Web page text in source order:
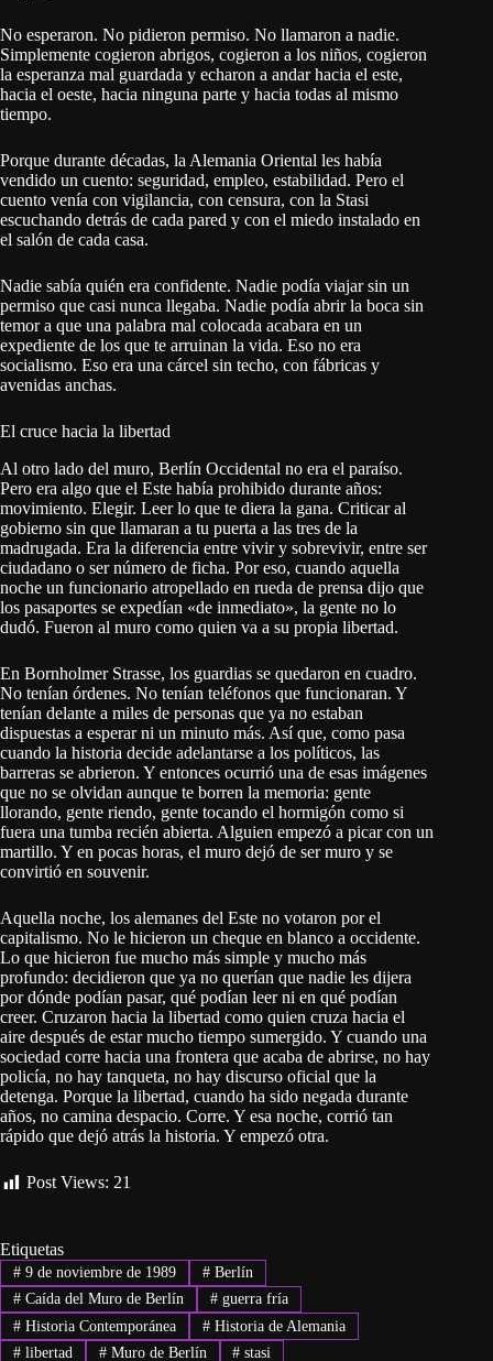
No esperaron. No pidieron permiso. No llamaron a nadie.
Simplemente cogieron abrigos, cogieron a los niños, cogieron
la esperanza mal guardada y echaron a andar hacia el este,
hacia el oeste, hacia ninguna parte y hacia todas al mismo
tiempo.
Porque durante décadas, la Alemania Oriental les había
vendido un cuento: seguridad, empleo, estabilidad. Pero el
cuento venía con vigilancia, con censura, con la Stasi
escuchando detrás de cada pared y con el miedo instalado en
el salón de cada casa.
Nadie sabía quién era confidente. Nadie podía viajar sin un
permiso que casi nunca llegaba. Nadie podía abrir la boca sin
temor a que una palabra mal colocada acabara en un
expediente de los que te arruinan la vida. Eso no era
socialismo. Eso era una cárcel sin techo, con fábricas y
avenidas anchas.
El cruce hacia la libertad
Al otro lado del muro, Berlín Occidental no era el paraíso.
Pero era algo que el Este había prohibido durante años:
movimiento. Elegir. Leer lo que te diera la gana. Criticar al
gobierno sin que llamaran a tu puerta a las tres de la
madrugada. Era la diferencia entre vivir y sobrevivir, entre ser
ciudadano o ser número de ficha. Por eso, cuando aquella
noche un funcionario atropellado en rueda de prensa dijo que
los pasaportes se expedían «de inmediato», la gente no lo
dudó. Fueron al muro como quien va a su propia libertad.
En Bornholmer Strasse, los guardias se quedaron en cuadro.
No tenían órdenes. No tenían teléfonos que funcionaran. Y
tenían delante a miles de personas que ya no estaban
dispuestas a esperar ni un minuto más. Así que, como pasa
cuando la historia decide adelantarse a los políticos, las
barreras se abrieron. Y entonces ocurrió una de esas imágenes
que no se olvidan aunque te borren la memoria: gente
llorando, gente riendo, gente tocando el hormigón como si
fuera una tumba recién abierta. Alguien empezó a picar con un
martillo. Y en pocas horas, el muro dejó de ser muro y se
convirtió en souvenir.
Aquella noche, los alemanes del Este no votaron por el
capitalismo. No le hicieron un cheque en blanco a occidente.
Lo que hicieron fue mucho más simple y mucho más
profundo: decidieron que ya no querían que nadie les dijera
por dónde podían pasar, qué podían leer ni en qué podían
creer. Cruzaron hacia la libertad como quien cruza hacia el
aire después de estar mucho tiempo sumergido. Y cuando una
sociedad corre hacia una frontera que acaba de abrirse, no hay
policía, no hay tanqueta, no hay discurso oficial que la
detenga. Porque la libertad, cuando ha sido negada durante
años, no camina despacio. Corre. Y esa noche, corrió tan
rápido que dejó atrás la historia. Y empezó otra.
Post Views: 21
Etiquetas
#9 de noviembre de 1989 #Berlín
#Caída del Muro de Berlín #guerra fría
#Historia Contemporánea #Historia de Alemania
#libertad #Muro de Berlín # stasi